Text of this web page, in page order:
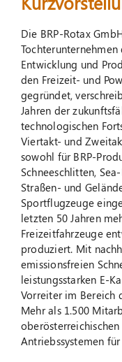
Die BRP-Rotax
Entwicklung und
den Freizeit- und
gegründet,
Jahren der
technologischen
Viertakt- und
sowohl für BRP-
Schneeschlitten,
Straßen- und
Sportflugzeuge
letzten 50 Jahren
Freizeitfahrzeuge
produziert. Mit
emissionsfreien
leistungsstarken E-
Vorreiter im Bereich
Mehr als 1.500
Antriebssystemen